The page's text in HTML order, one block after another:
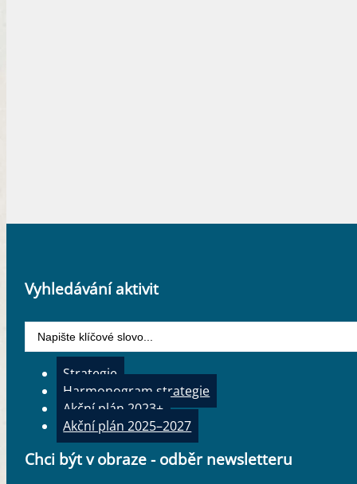
Vyhledávání aktivit
Strategie
Harmonogram strategie
Akční plán 2023+
Akční plán 2025–2027
Chci být v obraze - odběr newsletteru